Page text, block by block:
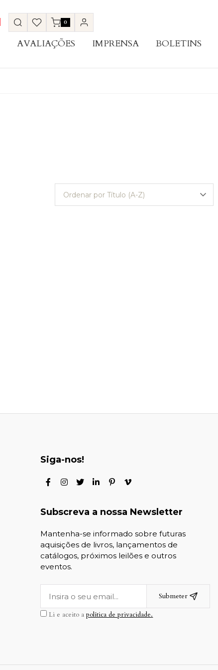
0
AVALIAÇÕES IMPRENSA BOLETINS
Siga-nos!
Subscreva a nossa Newsletter
Mantenha-se informado sobre futuras
aquisições de livros, lançamentos de
catálogos, próximos leilões e outros
eventos.
Submeter
Li e aceito apolítica de privacidade.